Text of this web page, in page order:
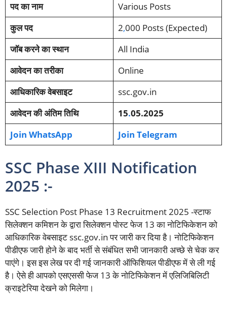
पद का नाम
Various Posts
कुल पद
2,000 Posts (Expected)
जॉब करने का स्थान
All India
आवेदन का तरीका
Online
आधिकारिक वेबसाइट
ssc.gov.in
आवेदन की अंतिम तिथि
15.05.2025
Join WhatsApp
Join Telegram
SSC Phase XIII Notification
2025 :-
SSC Selection Post Phase 13 Recruitment 2025 -स्टाफ
सिलेक्शन कमिशन के द्वारा सिलेक्शन पोस्ट फेज 13 का नोटिफिकेशन को
आधिकारिक वेबसाइट ssc.gov.in पर जारी कर दिया है। नोटिफिकेशन
पीडीएफ जारी होने के बाद भर्ती से संबंधित सभी जानकारी अच्छे से चेक कर
पाएंगे। इस इस लेख पर दी गई जानकारी ऑफिशियल पीडीएफ में से ली गई
है। ऐसे ही आपको एसएससी फेज 13 के नोटिफिकेशन में एलिजिबिलिटी
क्राइटेरिया देखने को मिलेगा।